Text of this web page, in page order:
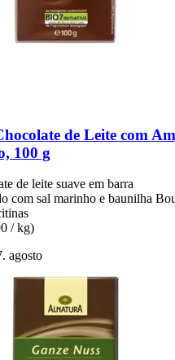
de Leite com
100 g
de leite suave em barra
com sal marinho e baunilha
/ kg)
agosto